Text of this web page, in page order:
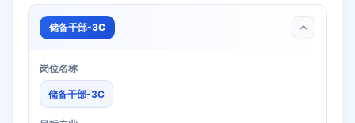
储备干部-3C
岗位名称
储备干部-3C